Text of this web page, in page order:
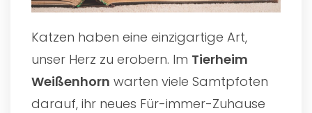
Katzen haben eine einzigartige Art,
unser Herz zu erobern. Im Tierheim
Weißenhorn warten viele Samtpfoten
darauf, ihr neues Für-immer-Zuhause